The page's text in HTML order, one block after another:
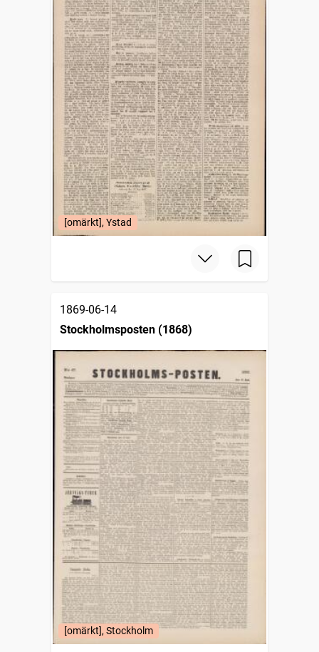
[omärkt], Ystad
1869-06-14
Stockholmsposten (1868)
[omärkt], Stockholm